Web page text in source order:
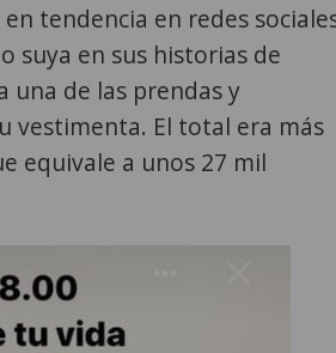
tendencia en redes
suya en sus historias de
una de las prendas y
vestimenta. El total era más
equivale a unos 27 mil